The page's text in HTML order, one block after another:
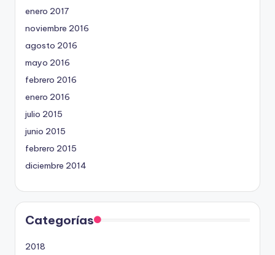
enero 2017
noviembre 2016
agosto 2016
mayo 2016
febrero 2016
enero 2016
julio 2015
junio 2015
febrero 2015
diciembre 2014
Categorías
2018